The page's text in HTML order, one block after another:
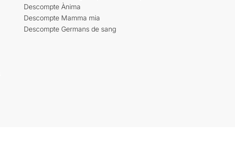
Descompte Ànima
Descompte Mamma mia
Descompte Germans de sang